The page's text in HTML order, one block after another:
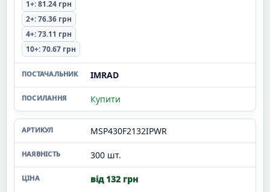
1+: 81.24 грн
2+: 76.36 грн
4+: 73.11 грн
10+: 70.67 грн
IMRAD
Купити
MSP430F2132IPWR
300 шт.
від 132 грн